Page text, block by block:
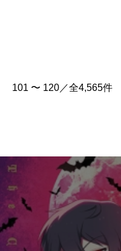
101 〜 120／全4,565件